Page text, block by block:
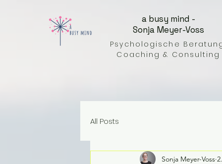
a busy mind -
Sonja Meyer-Voss
Psychologische
Coaching & Consulting
All Posts
Sonja Meyer-Voss